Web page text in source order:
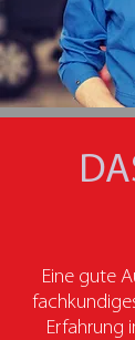
Eine gute
Erfahrung